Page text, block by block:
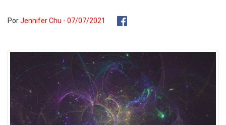
PorJennifer Chu - 07/07/2021